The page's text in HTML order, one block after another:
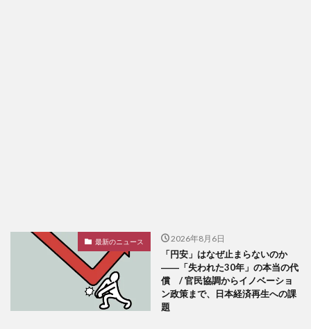
最新のニュース 2026年8月6日
「円安」はなぜ止まらないのか
――「失われた30年」の本当の代
償 / 官民協調からイノベーショ
ン政策まで、日本経済再生への課
題